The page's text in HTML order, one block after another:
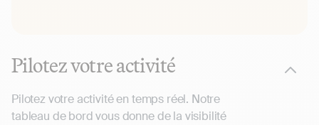
Pilotez votre activité
Pilotez votre activité en temps réel. Notre
tableau de bord vous donne de la visibilité